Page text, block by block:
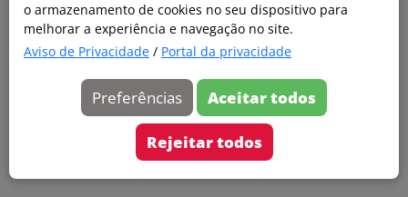
o armazenamento de cookies no seu dispositivo para
melhorar a experiência e navegação no site.
Aviso de Privacidade / Portal da privacidade
Preferências Aceitar todos
Rejeitar todos
Esqueci minha senha
Entrar
Acessar com Microsoft
Ainda não faz parte?
Cadastre-se
Versão 20260805.7